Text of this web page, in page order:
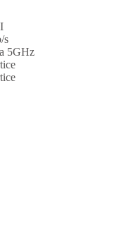
s
5GHz